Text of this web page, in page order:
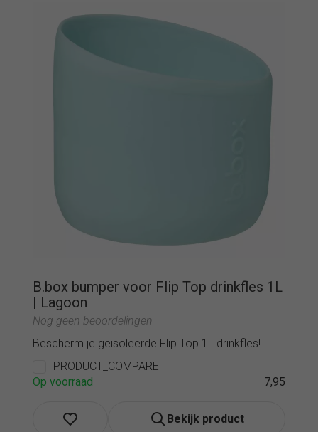
B.box bumper voor Flip Top drinkfles 1L
| Lagoon
Nog geen beoordelingen
Bescherm je geïsoleerde Flip Top 1L drinkfles!
PRODUCT_COMPARE
Op voorraad
7,95
Bekijk product